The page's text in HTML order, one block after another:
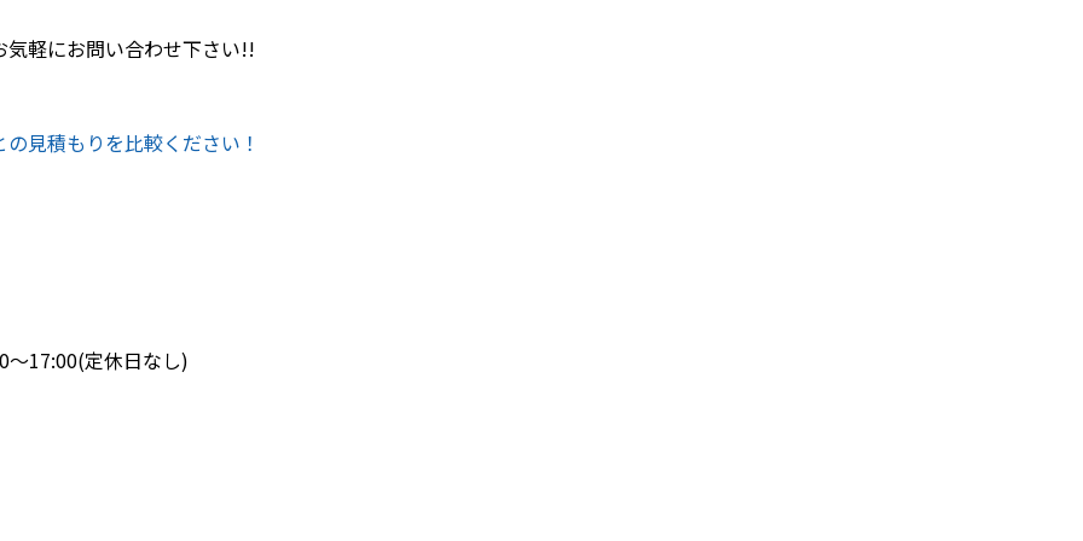
気軽にお問い合わせ下さい!!
見積もりを比較ください！
～17:00(定休日なし)